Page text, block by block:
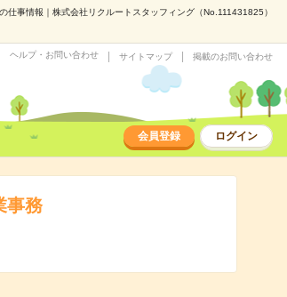
事情報｜株式会社リクルートスタッフィング（No.111431825）
ヘルプ・お問い合わせ サイトマップ 掲載のお問い合わせ
会員登録 ログイン
事務